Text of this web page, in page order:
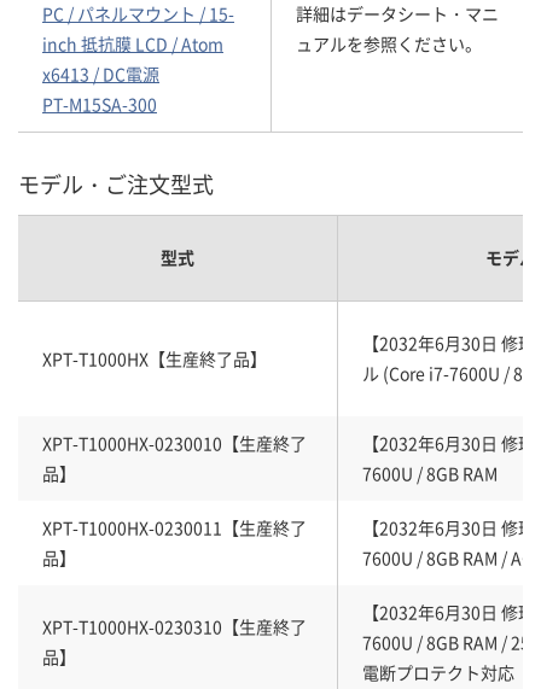
PC / パネルマウント / 15-
inch 抵抗膜 LCD / Atom
x6413 / DC電源
PT-M15SA-300
詳細はデータシート・マニ
ュアルを参照ください。
モデル・ご注文型式
型式 モデル
XPT-T1000HX【生産終了品】
【2032年6月30日 修
ル (Core i7-7600U /
XPT-T1000HX-0230010【生産終了
品】
【2032年6月30日 修
7600U / 8GB RAM
XPT-T1000HX-0230011【生産終了
品】
【2032年6月30日 修
7600U / 8GB RAM / AC
XPT-T1000HX-0230310【生産終了
品】
【2032年6月30日 修
7600U / 8GB RAM /
電断プロテクト対応